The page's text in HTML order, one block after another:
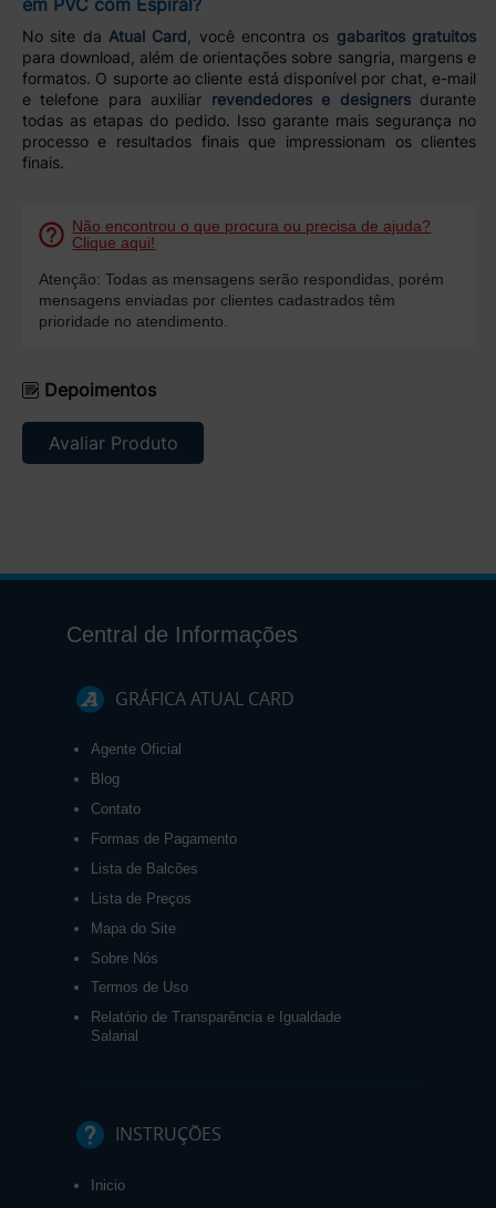
em PVC com Espiral?
No site da Atual Card , você encontra os gabaritos gratuitos
para download, além de orientações sobre sangria, margens e
formatos. O suporte ao cliente está disponível por chat, e-mail
e telefone para auxiliar revendedores e designersdurante
todas as etapas do pedido. Isso garante mais segurança no
processo e resultados finais que impressionam os clientes
finais.
Não encontrou o que procura ou precisa de ajuda?
Clique aqui!
Atenção: Todas as mensagens serão respondidas, porém
mensagens enviadas por clientes cadastrados têm
prioridade no atendimento.
Depoimentos
Avaliar Produto
Central de Informações
GRÁFICA ATUAL CARD
Agente Oficial
Blog
Contato
Formas de Pagamento
Lista de Balcões
Lista de Preços
Mapa do Site
Sobre Nós
Termos de Uso
Relatório de Transparência e Igualdade
Salarial
INSTRUÇÕES
Inicio